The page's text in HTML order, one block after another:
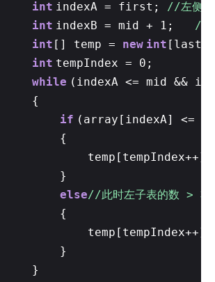
int indexA = first;
//左侧子
int indexB = mid + 1;
//
int [] temp = new int [last
int tempIndex = 0;
while (indexA <= mid &&
{
if (array[indexA] <=
{
}
else//此时左子表的数 > 右
{
}
}